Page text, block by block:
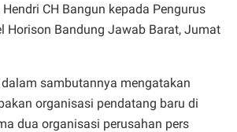
Hendri CH Bangun kepada Pengurus
Horison Bandung Jawab Barat, Jumat
dalam sambutannya mengatakan
organisasi pendatang baru di
dua organisasi perusahan pers